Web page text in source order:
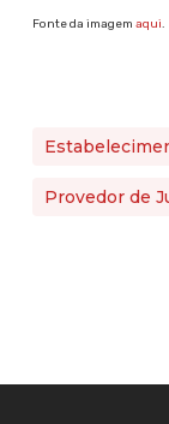
Fonte da imagem aqui.
Provedor de